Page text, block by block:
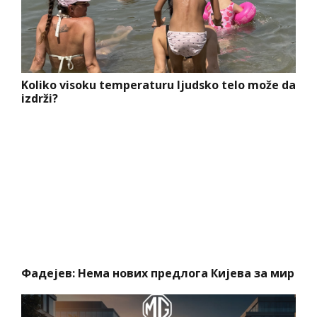
Koliko visoku temperaturu ljudsko telo može da
izdrži?
Фадејев: Нема нових предлога Кијева за мир